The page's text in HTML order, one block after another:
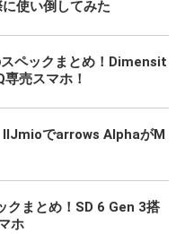
使い倒してみた
ペックまとめ！Dimensit
売スマホ！
IIJmioでarrows AlphaがM
クまとめ！SD 6 Gen 3搭
ホ